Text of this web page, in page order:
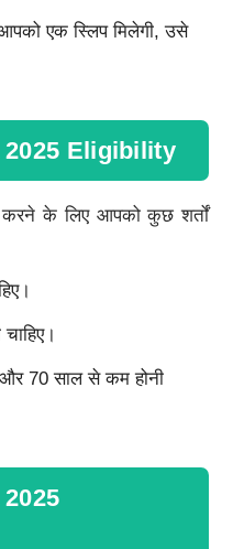
एक स्लिप मिलेगी, उसे
2025 Eligibility
के लिए आपको कुछ शर्तों
70 साल से कम होनी